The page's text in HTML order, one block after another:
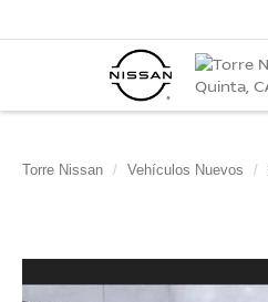
Torre Nissan Vehículos Nuevos